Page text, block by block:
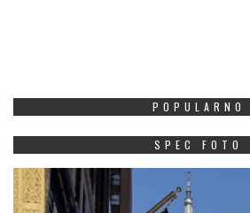
POPULARNO
SPEC FOTO